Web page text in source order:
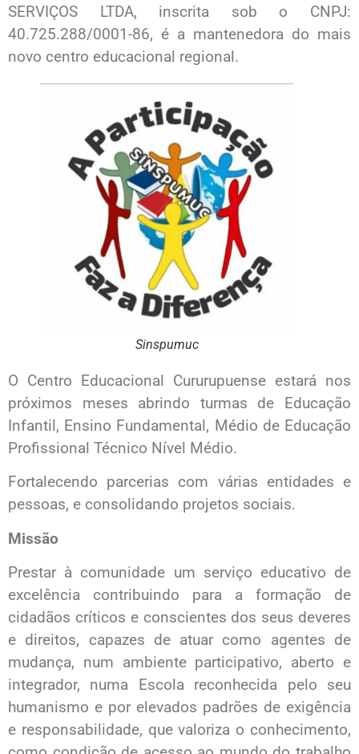
SERVIÇOS LTDA, inscrita sob o CNPJ:
40.725.288/0001-86, é a mantenedora do mais
novo centro educacional regional.
Sinspumuc
O Centro Educacional Cururupuense estará nos
próximos meses abrindo turmas de Educação
Infantil, Ensino Fundamental, Médio de Educação
Profissional Técnico Nível Médio.
Fortalecendo parcerias com várias entidades e
pessoas, e consolidando projetos sociais.
Missão
Prestar à comunidade um serviço educativo de
excelência contribuindo para a formação de
cidadãos críticos e conscientes dos seus deveres
e direitos, capazes de atuar como agentes de
mudança, num ambiente participativo, aberto e
integrador, numa Escola reconhecida pelo seu
humanismo e por elevados padrões de exigência
e responsabilidade, que valoriza o conhecimento,